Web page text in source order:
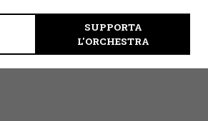
SUPPORTA
L'ORCHESTRA